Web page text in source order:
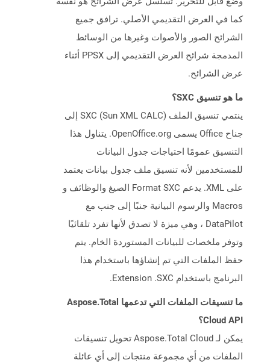
كما في العرض التقديمي الأصلي. ترافق جميع
الشرائح الصور والأصوات وغيرها من الوسائط
المدمجة شرائح العرض التقديمي إلى PPSX أثناء
عرض الشرائح.
ما هو تنسيق SXC؟
ينتمي تنسيق الملف SXC (Sun XML CALC) إلى
جناح Office يسمى OpenOffice.org. يتناول هذا
التنسيق عمومًا احتياجات جدول البيانات
للمستخدمين لأنه تنسيق ملف جدول بيانات يعتمد
على XML. يدعم Format SXC الصيغ والوظائف و
Macros والرسوم البيانية جنبًا إلى جنب مع
DataPilot ، وهي ميزة لا تصدق لأنها تفرد تلقائيًا
وتوفر ملخصات للبيانات المستوردة الخام. يتم
حفظ الملفات التي تم إنشاؤها باستخدام هذا
البرنامج باستخدام Extension .SXC.
ما تنسيقات الملفات التي تدعمها Aspose.Total
Cloud API؟
يمكن لـ Aspose.Total Cloud تحويل تنسيقات
الملفات من أي مجموعة منتجات إلى أي عائلة